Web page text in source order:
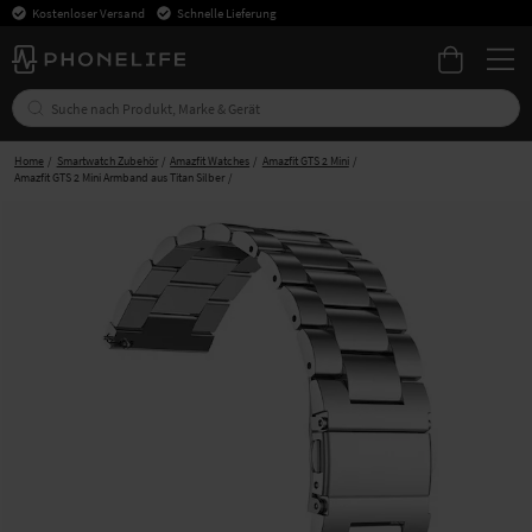
Kostenloser Versand Schnelle Lieferung
Home Smartwatch Zubehör Amazfit Watches
Amazfit GTS 2 Mini
Amazfit GTS 2 Mini Armband aus Titan Silber